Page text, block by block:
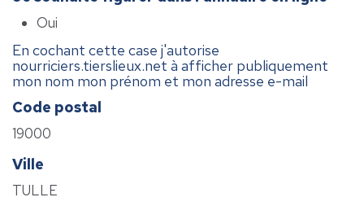
Oui
En cochant cette case j'autorise
nourriciers.tierslieux.net à afficher publiquement
mon nom mon prénom et mon adresse e-mail
Code postal
19000
Ville
TULLE